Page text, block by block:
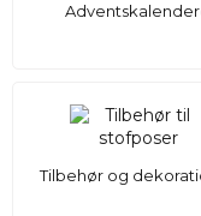
Tilbehør og